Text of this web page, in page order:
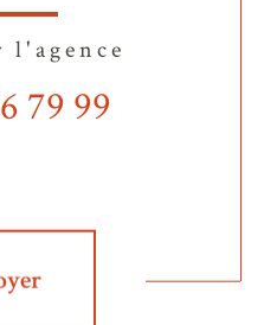
l'agence
79 99